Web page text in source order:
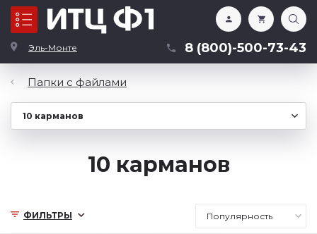
Эль-Монте 8 (800)-500-73-43
Каталог
ФИЛЬТРЫ
Папки с файлами
10 карманов